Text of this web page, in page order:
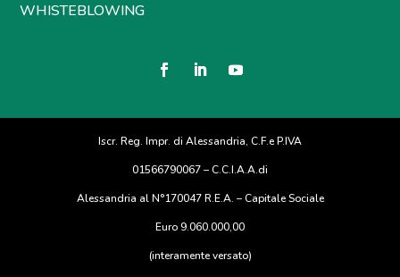
WHISTEBLOWING
Iscr. Reg. Impr. di Alessandria, C.F.e P.IVA
01566790067 – C.C.I.A.A.di
Alessandria al N°170047 R.E.A. – Capitale Sociale
Euro 9.060.000,00
(interamente versato)